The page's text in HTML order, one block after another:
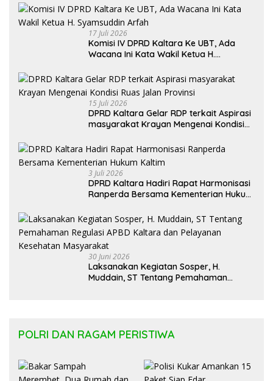
Selatan
17 Juli 2026
Komisi IV DPRD Kaltara Ke UBT, Ada
Wacana Ini Kata Wakil Ketua H.
15 Juli 2026
DPRD Kaltara Gelar RDP terkait Aspirasi
masyarakat Krayan Mengenai Kondisi
3 Juli 2026
DPRD Kaltara Hadiri Rapat Harmonisasi
Ranperda Bersama Kementerian Hukum
30 Juni 2026
Laksanakan Kegiatan Sosper, H.
Muddain, ST Tentang Pemahaman
POLRI DAN RAGAM PERISTIWA